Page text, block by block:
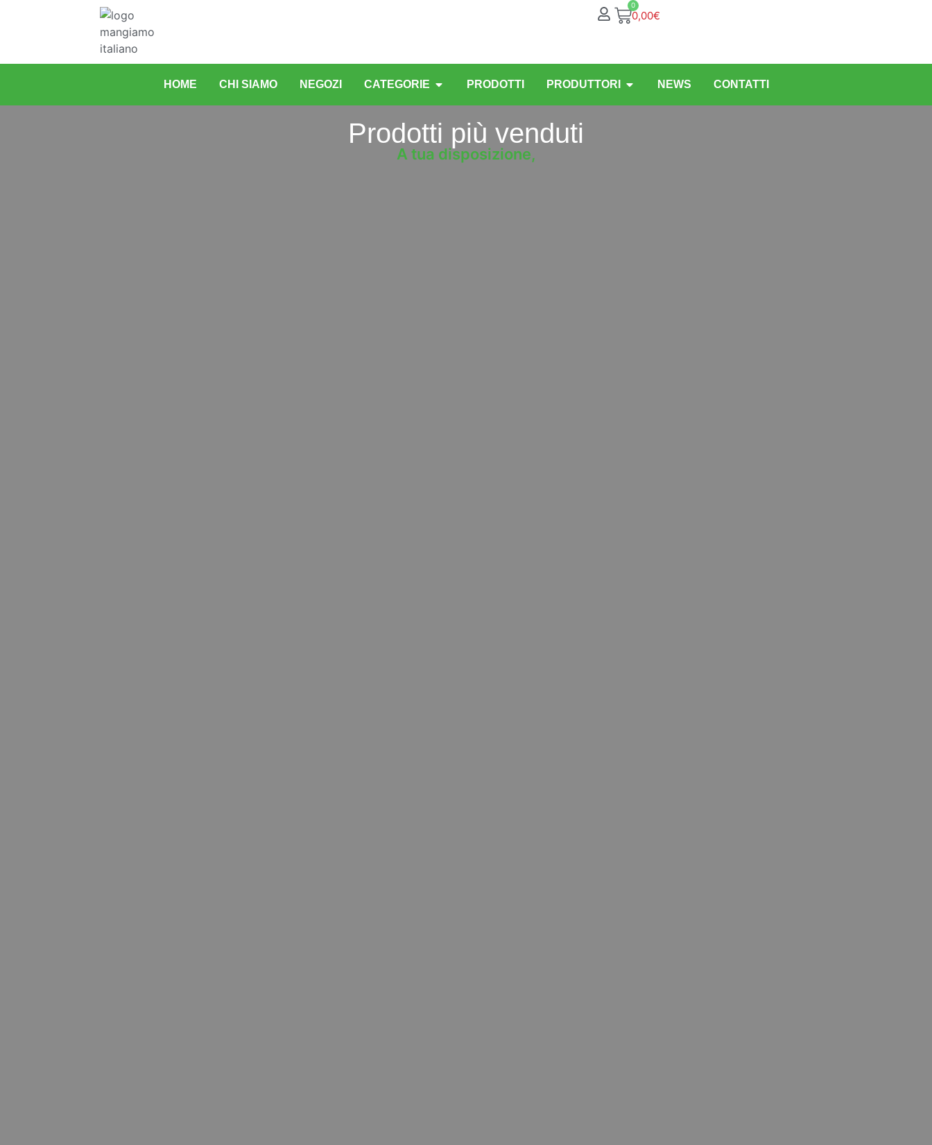
0,00€
0
HOME CHI SIAMO NEGOZI CATEGORIE PRODOTTI PRODUTTORI NEWS CONTATTI
Prodotti più venduti
A tua disposizione,